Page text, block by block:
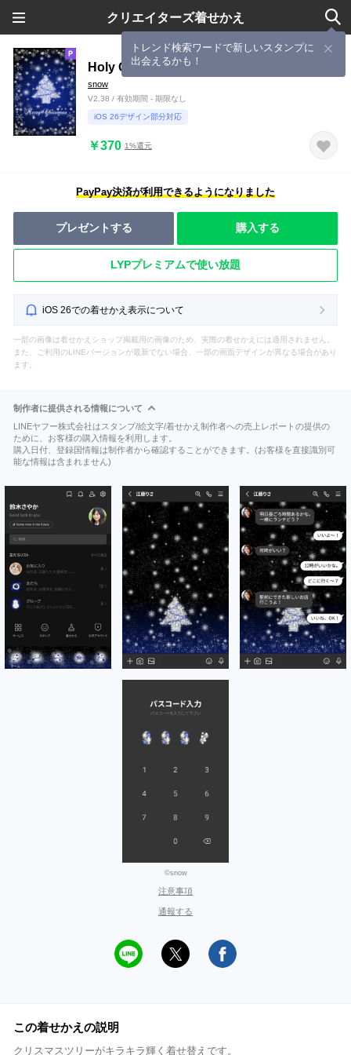
クリエイターズ着せかえ
トレンド検索ワードで新しいスタンプに
出会えるかも！
Holy Christmas tree
snow
V2.38 / 有効期間 - 期限なし
iOS 26デザイン部分対応
￥370 1%還元
PayPay決済が利用できるようになりました
プレゼントする 購入する
LYPプレミアムで使い放題
iOS 26での着せかえ表示について
一部の画像は着せかえショップ掲載用の画像のため、実際の着せかえには適用されません。
また、ご利用のLINEバージョンが最新でない場合、一部の画面デザインが異なる場合があり
ます。
制作者に提供される情報について
LINEヤフー株式会社はスタンプ/絵文字/着せかえ制作者への売上レポートの提供の
ために、お客様の購入情報を利用します。
購入日付、登録国情報は制作者から確認することができます。(お客様を直接識別可
能な情報は含まれません)
©snow
注意事項
通報する
この着せかえの説明
クリスマスツリーがキラキラ輝く着せ替えです。